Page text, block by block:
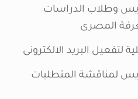
وطلاب الدراسات
المصرى
البريد الالكترونى
لمناقشة المتطلبات